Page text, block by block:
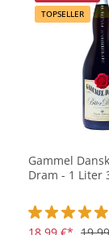
TOPSELLER
Gammel
Dram - 1 Liter
18,99 €*